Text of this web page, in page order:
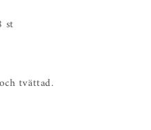
st
tvättad.